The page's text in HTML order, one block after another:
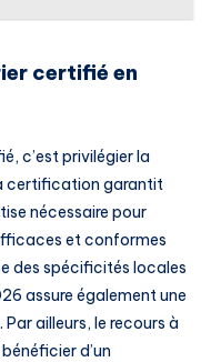
certifié en
c’est privilégier la
certification garantit
nécessaire pour
et conformes
des spécificités locales
assure également une
ailleurs, le recours à
d’un